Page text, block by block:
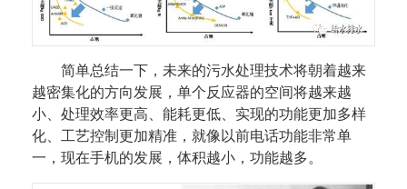
简单总结一下，未来的污水处理技术将朝着越来
越密集化的方向发展，单个反应器的空间将越来越
小、处理效率更高、能耗更低、实现的功能更加多样
化、工艺控制更加精准，就像以前电话功能非常单
一，现在手机的发展，体积越小，功能越多。